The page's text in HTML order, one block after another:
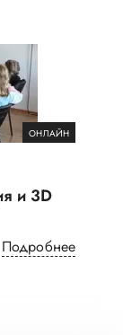
ОНЛАЙН
и 3D
Подробнее